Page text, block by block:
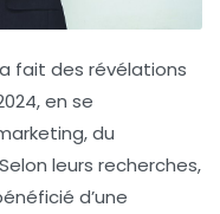
fait des révélations
en se
, du
leurs recherches,
d’une